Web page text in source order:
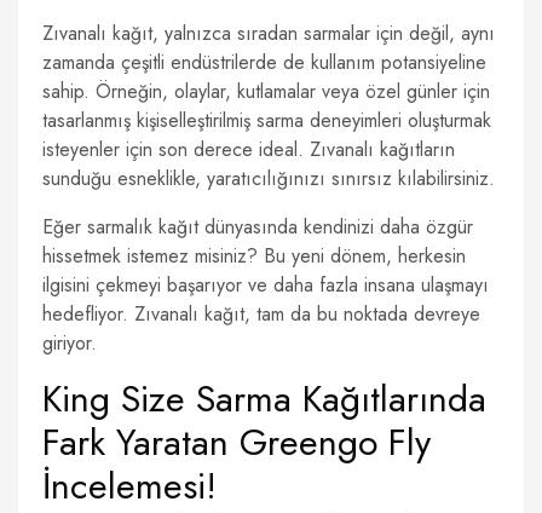
Zıvanalı kağıt, yalnızca sıradan sarmalar için değil, aynı
zamanda çeşitli endüstrilerde de kullanım potansiyeline
sahip. Örneğin, olaylar, kutlamalar veya özel günler için
tasarlanmış kişiselleştirilmiş sarma deneyimleri oluşturmak
isteyenler için son derece ideal. Zıvanalı kağıtların
sunduğu esneklikle, yaratıcılığınızı sınırsız kılabilirsiniz.
Eğer sarmalık kağıt dünyasında kendinizi daha özgür
hissetmek istemez misiniz? Bu yeni dönem, herkesin
ilgisini çekmeyi başarıyor ve daha fazla insana ulaşmayı
hedefliyor. Zıvanalı kağıt, tam da bu noktada devreye
giriyor.
King Size Sarma Kağıtlarında
Fark Yaratan Greengo Fly
İncelemesi!